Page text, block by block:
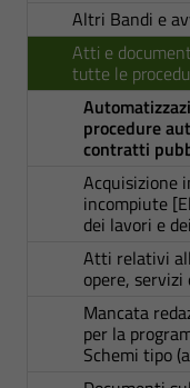
Altri Bandi e
Atti e
tutte le
procedure
contratti
Acquisizione
incompiute
dei lavori e
Atti relativi
opere,
Mancata
per la
Schemi tipo